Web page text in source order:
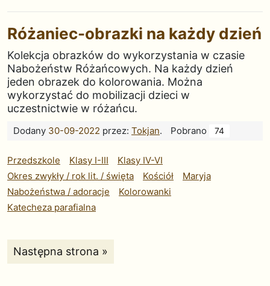
Różaniec-obrazki na każdy dzień
Kolekcja obrazków do wykorzystania w czasie
Nabożeństw Różańcowych. Na każdy dzień
jeden obrazek do kolorowania. Można
wykorzystać do mobilizacji dzieci w
uczestnictwie w różańcu.
Dodany 30-09-2022 przez: Tokjan. Pobrano 74
Przedszkole Klasy I-III
Klasy IV-VI
Okres zwykły / rok lit. / święta
Kościół
Maryja
Nabożeństwa / adoracje
Kolorowanki
Katecheza parafialna
Strona:
Następna strona »